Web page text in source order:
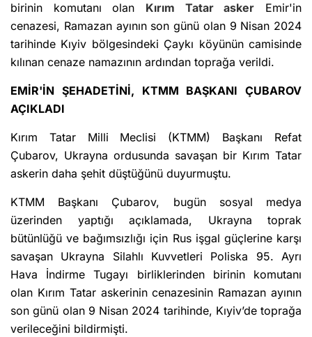
birinin komutanı olan Kırım Tatar asker Emir'in
cenazesi, Ramazan ayının son günü olan 9 Nisan 2024
tarihinde Kıyiv bölgesindeki Çaykı köyünün camisinde
kılınan cenaze namazının ardından toprağa verildi.
EMİR'İN ŞEHADETİNİ, KTMM BAŞKANI ÇUBAROV
AÇIKLADI
Kırım Tatar Milli Meclisi (KTMM) Başkanı Refat
Çubarov, Ukrayna ordusunda savaşan bir Kırım Tatar
askerin daha şehit düştüğünü duyurmuştu.
KTMM Başkanı Çubarov, bugün sosyal medya
üzerinden yaptığı açıklamada, Ukrayna toprak
bütünlüğü ve bağımsızlığı için Rus işgal güçlerine karşı
savaşan Ukrayna Silahlı Kuvvetleri Poliska 95. Ayrı
Hava İndirme Tugayı birliklerinden birinin komutanı
olan Kırım Tatar askerinin cenazesinin Ramazan ayının
son günü olan 9 Nisan 2024 tarihinde, Kıyiv’de toprağa
verileceğini bildirmişti.